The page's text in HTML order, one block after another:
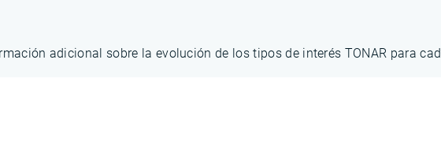
adicional sobre la evolución de los tipos de interés TONAR para